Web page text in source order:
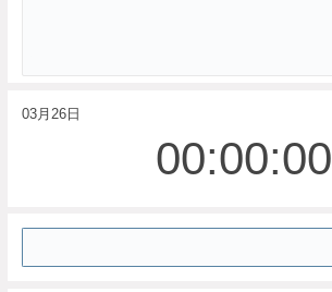
03月26日
00:00:00